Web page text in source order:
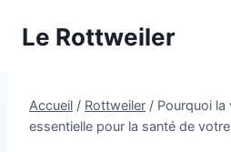
Le Rottweiler
Accueil / Rottweiler / Pourquoi
essentielle pour la santé de